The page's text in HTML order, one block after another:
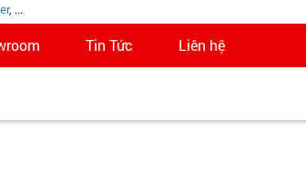
, ...
Tin Tức Liên hệ